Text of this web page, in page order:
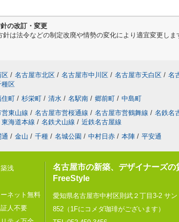
の改訂・変更
針は法令などの制定改廃や情勢の変化により適宜変更しま
区 / 名古屋市北区 / 名古屋市中川区 / 名古屋市天白区 / 名
種区
住町 / 杉栄町 / 清水 / 名駅南 / 郷前町 / 中島町
東山線 / 名古屋市営桜通線 / 名古屋市営鶴舞線 / 名鉄名
東海道本線 / 名鉄犬山線 / 近鉄名古屋線
通 / 金山 / 千種 / 名城公園 / 中村日赤 / 本陣 / 平安通
浅
ネット無料
人不要
名古屋市の新築、デザイナーズの
FreeStyle
愛知県名古屋市中村区則武２丁目3-2 サ
852（1Fにコメダ珈琲がございます）